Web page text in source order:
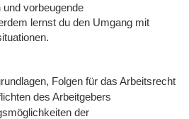
vorbeugende
lernst du den Umgang mit
Folgen für das Arbeitsrecht
des Arbeitgebers
der